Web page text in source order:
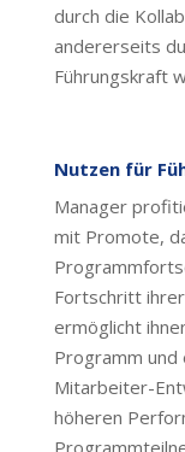
durch die
andererseits
Führungskraft
Nutzen für
Manager
mit Promote,
Fortschritt
ermöglicht
Programm
Mitarbeiter-
höheren